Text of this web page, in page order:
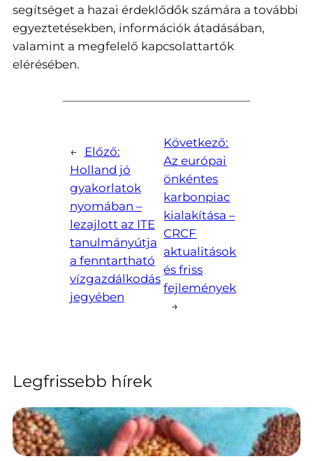
segítséget a hazai érdeklődők számára a további
egyeztetésekben, információk átadásában,
valamint a megfelelő kapcsolattartók
elérésében.
←
Előző:
Holland jó
gyakorlatok
nyomában –
lezajlott az ITE
tanulmányútja
a fenntartható
vízgazdálkodás
jegyében
Következő:
Az európai
önkéntes
karbonpiac
kialakítása –
CRCF
aktualitások
és friss
fejlemények
→
Legfrissebb hírek